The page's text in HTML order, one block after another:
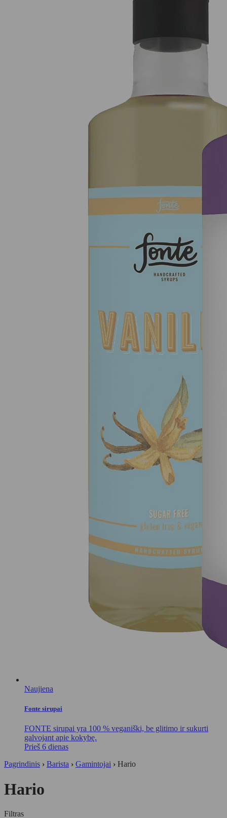
Naujiena
Fonte sirupai
FONTE sirupai yra 100 % veganiški, be glitimo ir sukurti
galvojant apie kokybę.
Prieš 6 dienas
Pagrindinis › Barista › Gamintojai › Hario
Hario
Filtras